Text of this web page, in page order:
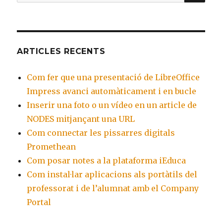
for:
ARTICLES RECENTS
Com fer que una presentació de LibreOffice
Impress avanci automàticament i en bucle
Inserir una foto o un vídeo en un article de
NODES mitjançant una URL
Com connectar les pissarres digitals
Promethean
Com posar notes a la plataforma iEduca
Com instal·lar aplicacions als portàtils del
professorat i de l’alumnat amb el Company
Portal